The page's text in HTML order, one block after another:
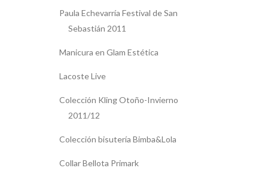
Paula Echevarría Festival de San
Sebastián 2011
Manicura en Glam Estética
Lacoste Live
Colección Kling Otoño-Invierno
2011/12
Colección bisutería Bimba&Lola
Collar Bellota Primark